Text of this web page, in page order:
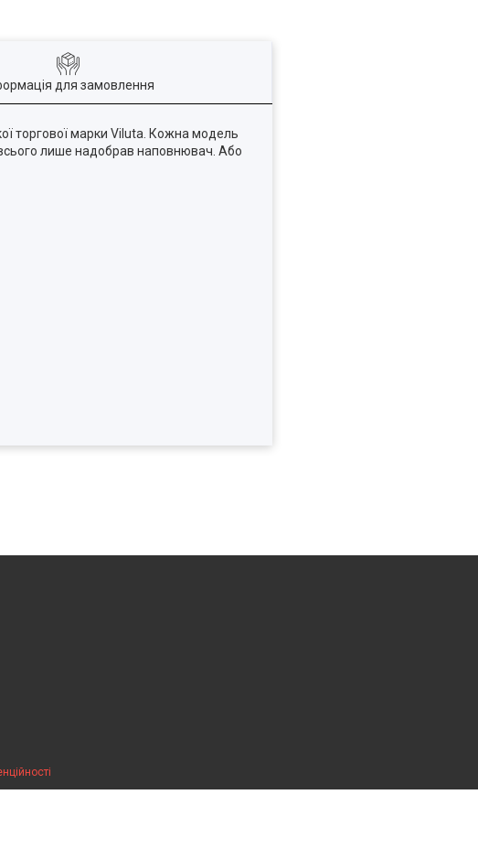
для замовлення
торгової марки Viluta. Кожна модель
лише надобрав наповнювач. Або